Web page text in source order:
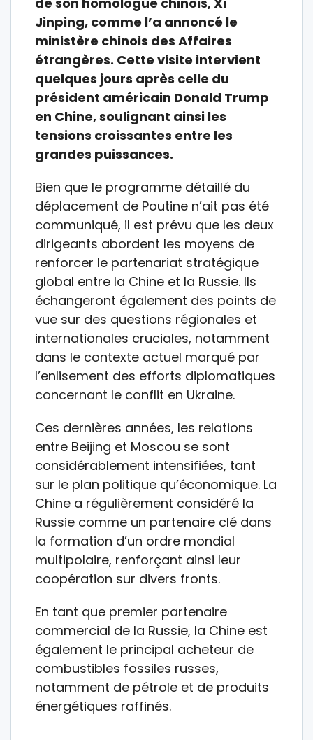
Jinping, comme l’a annoncé le
ministère chinois des Affaires
étrangères. Cette visite intervient
quelques jours après celle du
président américain Donald Trump
en Chine, soulignant ainsi les
tensions croissantes entre les
grandes puissances.
Bien que le programme détaillé du
déplacement de Poutine n’ait pas été
communiqué, il est prévu que les deux
dirigeants abordent les moyens de
renforcer le partenariat stratégique
global entre la Chine et la Russie. Ils
échangeront également des points de
vue sur des questions régionales et
internationales cruciales, notamment
dans le contexte actuel marqué par
l’enlisement des efforts diplomatiques
concernant le conflit en Ukraine.
Ces dernières années, les relations
entre Beijing et Moscou se sont
considérablement intensifiées, tant
sur le plan politique qu’économique. La
Chine a régulièrement considéré la
Russie comme un partenaire clé dans
la formation d’un ordre mondial
multipolaire, renforçant ainsi leur
coopération sur divers fronts.
En tant que premier partenaire
commercial de la Russie, la Chine est
également le principal acheteur de
combustibles fossiles russes,
notamment de pétrole et de produits
énergétiques raffinés.